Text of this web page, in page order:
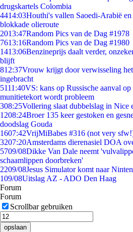
drugskartels Colombia
4414:03Houthi's vallen Saoedi-Arabië en
blokkade olieroute
2013:47Random Pics van de Dag #1978
7613:16Random Pics van de Dag #1980
1413:06Benzineprijs daalt verder,
blijft
812:37Vrouw krijgt door verwisseling
ingebracht
5111:40VS: kans op Russische aanval
munitietekort wordt probleem
308:25Vollering slaat dubbelslag in Nice
1208:24Broer 135 keer gestoken en
doodslag Gouda
1607:42VrijMiBabes #316 (not very
3207:20Amsterdams dierenasiel DOA
5709/08Dikke Van Dale neemt
schaamlippen doorbreken'
2209/08Jesus Simulator komt naar
109/08Uitslag AZ - ADO Den Haag
Forum
Forum
Scrollbar gebruiken
opslaan